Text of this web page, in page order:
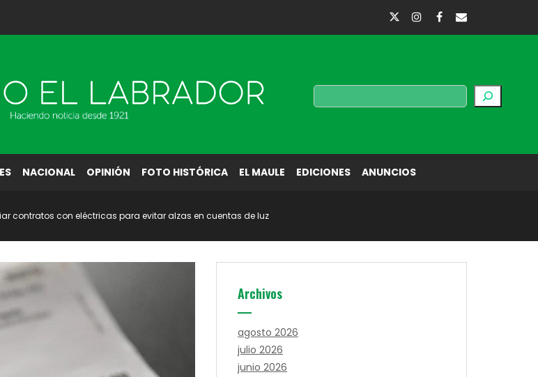
Buscar
NACIONAL OPINIÓN FOTO HISTÓRICA EL MAULE EDICIONES ANUNCIOS
contratos con eléctricas para evitar alzas en cuentas de luz
Archivos
agosto 2026
julio 2026
junio 2026